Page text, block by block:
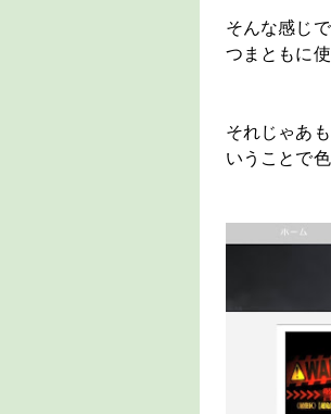
そんな感じ
つまともに
それじゃあ
いうことで